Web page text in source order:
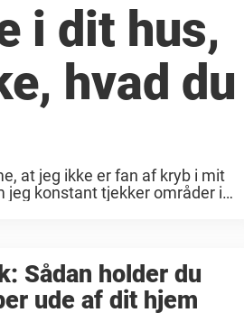
i dit hus,
hvad du
at jeg ikke er fan af kryb i mit
jeg konstant tjekker områder i
Sådan holder du
ude af dit hjem